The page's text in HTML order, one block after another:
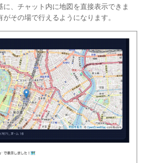
に、チャット内に地図を直接表示できま
その場で行えるようになります。